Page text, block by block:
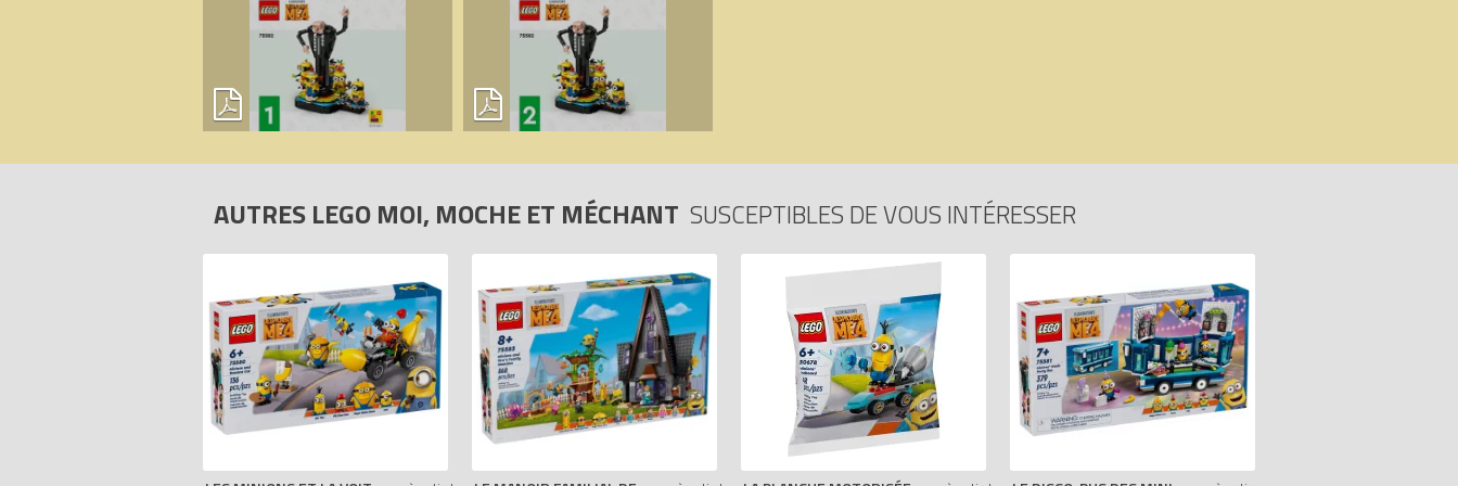
AUTRES LEGO MOI, MOCHE ET MÉCHANT SUSCEPTIBLES DE VOUS INTÉRESSER